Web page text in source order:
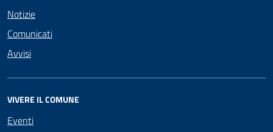
Notizie
Comunicati
Avvisi
VIVERE IL COMUNE
Eventi